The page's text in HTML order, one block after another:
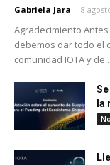
Gabriela Jara - 8
Agradecimiento
debemos dar todo el
comunidad IOTA y de...
la